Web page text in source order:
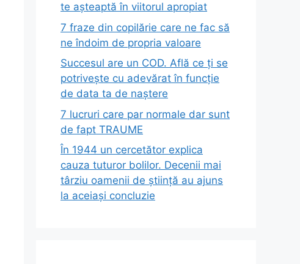
te așteaptă în viitorul apropiat
7 fraze din copilărie care ne fac să
ne îndoim de propria valoare
Succesul are un COD. Află ce ți se
potrivește cu adevărat în funcție
de data ta de naștere
7 lucruri care par normale dar sunt
de fapt TRAUME
În 1944 un cercetător explica
cauza tuturor bolilor. Decenii mai
târziu oamenii de știință au ajuns
la aceiași concluzie